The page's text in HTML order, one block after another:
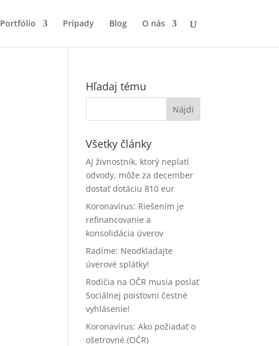
Portfólio Prípady Blog O nás
Hľadaj tému
Všetky články
Aj živnostník, ktorý neplatí
odvody, môže za december
dostať dotáciu 810 eur
Koronavírus: Riešením je
refinancovanie a
konsolidácia úverov
Radíme: Neodkladajte
úverové splátky!
Rodičia na OČR musia poslať
Sociálnej poisťovni čestné
vyhlásenie!
Koronavírus: Ako požiadať o
ošetrovné (OČR)